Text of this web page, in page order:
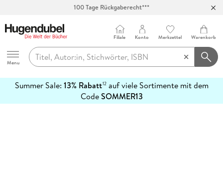
100 Tage Rückgaberecht***
Hugendubel
Menu
Filiale Konto Merkzettel Warenkorb
Summer Sale: 13% Rabatt12auf viele Sortimente mit dem
CodeSOMMER13
erfahren